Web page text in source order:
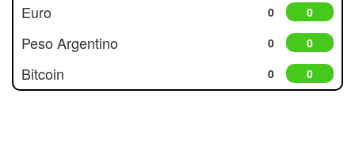
Euro 0 0
Peso Argentino 0 0
Bitcoin 0 0